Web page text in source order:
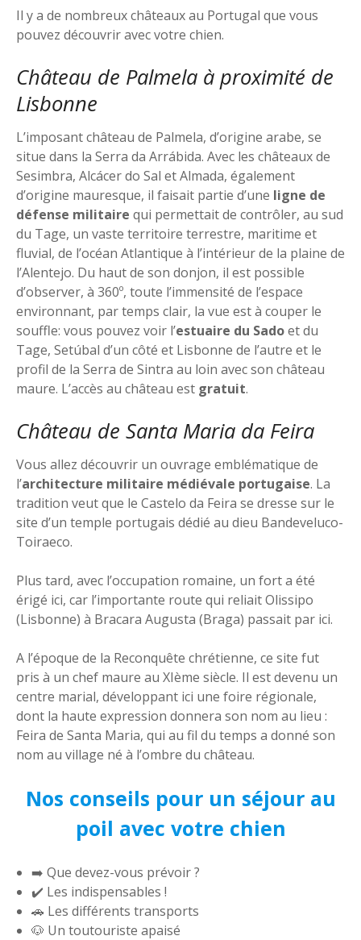
Il y a de nombreux châteaux au Portugal que vous
pouvez découvrir avec votre chien.
Château de Palmela à proximité de
Lisbonne
L’imposant château de Palmela, d’origine arabe, se
situe dans la Serra da Arrábida. Avec les châteaux de
Sesimbra, Alcácer do Sal et Almada, également
d’origine mauresque, il faisait partie d’une ligne de
défense militaire qui permettait de contrôler, au sud
du Tage, un vaste territoire terrestre, maritime et
fluvial, de l’océan Atlantique à l’intérieur de la plaine de
l’Alentejo. Du haut de son donjon, il est possible
d’observer, à 360º, toute l’immensité de l’espace
environnant, par temps clair, la vue est à couper le
souffle: vous pouvez voir l’estuaire du Sadoet du
Tage, Setúbal d’un côté et Lisbonne de l’autre et le
profil de la Serra de Sintra au loin avec son château
maure. L’accès au château est gratuit.
Château de Santa Maria da Feira
Vous allez découvrir un ouvrage emblématique de
l’architecture militaire médiévale portugaise. La
tradition veut que le Castelo da Feira se dresse sur le
site d’un temple portugais dédié au dieu Bandeveluco-
Toiraeco.
Plus tard, avec l’occupation romaine, un fort a été
érigé ici, car l’importante route qui reliait Olissipo
(Lisbonne) à Bracara Augusta (Braga) passait par ici.
A l’époque de la Reconquête chrétienne, ce site fut
pris à un chef maure au XIème siècle. Il est devenu un
centre marial, développant ici une foire régionale,
dont la haute expression donnera son nom au lieu :
Feira de Santa Maria, qui au fil du temps a donné son
nom au village né à l’ombre du château.
Nos conseils pour un séjour au
poil avec votre chien
➡️ Que devez-vous prévoir ?
✔️ Les indispensables !
🚗 Les différents transports
🐶 Un toutouriste apaisé